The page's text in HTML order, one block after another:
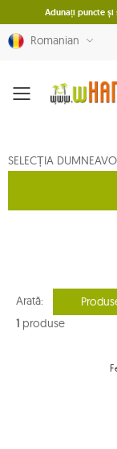
Adunați puncte
Romanian
Menu
SELECȚIA
Arată:
1 produse